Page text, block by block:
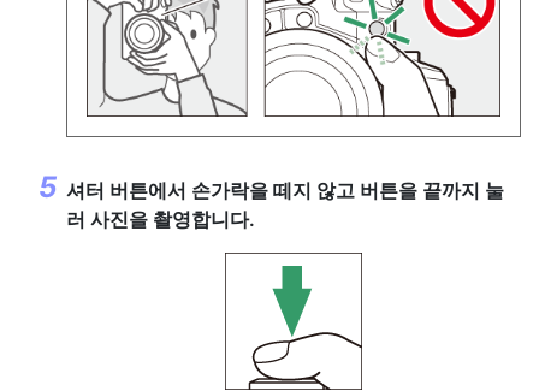
셔터 버튼에서 손가락을 떼지 않고 버튼을 끝까지 눌
러 사진을 촬영합니다.